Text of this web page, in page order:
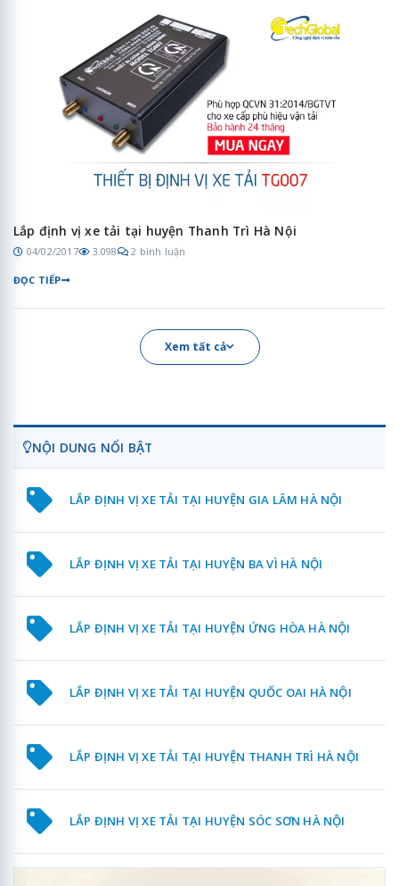
Lắp định vị xe tải tại huyện Thanh Trì Hà Nội
04/02/2017 3.098 2 bình luận
ĐỌC TIẾP
Xem tất cả
NỘI DUNG NỔI BẬT
LẮP ĐỊNH VỊ XE TẢI TẠI HUYỆN GIA LÂM HÀ NỘI
LẮP ĐỊNH VỊ XE TẢI TẠI HUYỆN BA VÌ HÀ NỘI
LẮP ĐỊNH VỊ XE TẢI TẠI HUYỆN ỨNG HÒA HÀ NỘI
LẮP ĐỊNH VỊ XE TẢI TẠI HUYỆN QUỐC OAI HÀ NỘI
LẮP ĐỊNH VỊ XE TẢI TẠI HUYỆN THANH TRÌ HÀ NỘI
LẮP ĐỊNH VỊ XE TẢI TẠI HUYỆN SÓC SƠN HÀ NỘI